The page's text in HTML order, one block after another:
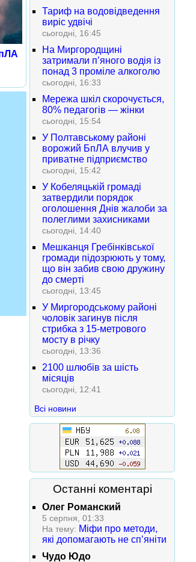
Тариф на водовідведення
виріс удвічі
сьогодні, 16:45
На Миргородщині
затримали п’яного водія із
понад 3 проміле алкоголю
сьогодні, 16:33
Мережа шкіл скорочується,
80% педагогів — жінки
сьогодні, 15:54
У Полтавському районі
ворожий БпЛА влучив у
приватне підприємство
сьогодні, 15:42
У Кобеляцькій громаді
затвердили порядок
оголошення Днів жалоби за
полеглими захисниками
сьогодні, 14:40
Мешканця Гребінківської
громади підозрюють у тому,
що він забив свою дружину
до смерті
сьогодні, 13:45
У Миргородському районі
чоловік загинув після
стрибка з 15-метрового
мосту в річку
сьогодні, 13:36
2100 шлюбів за шість
місяців
сьогодні, 12:41
Всі новини
Останні коментарі
Олег Романский
5 серпня, 01:33
На тему: Міфи про методи,
які допомагають не сп’яніти
Чудо Юдо